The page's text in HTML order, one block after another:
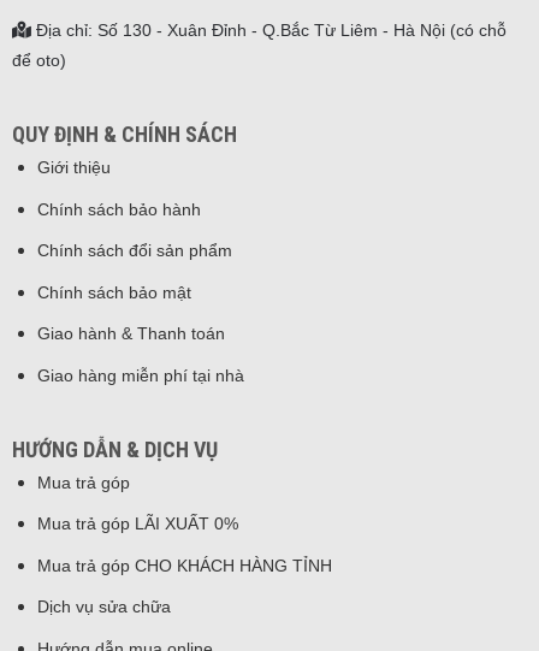
Địa chỉ: Số 130 - Xuân Đỉnh - Q.Bắc Từ Liêm - Hà Nội (có chỗ
để oto)
QUY ĐỊNH & CHÍNH SÁCH
Giới thiệu
Chính sách bảo hành
Chính sách đổi sản phẩm
Chính sách bảo mật
Giao hành & Thanh toán
Giao hàng miễn phí tại nhà
HƯỚNG DẪN & DỊCH VỤ
Mua trả góp
Mua trả góp LÃI XUẤT 0%
Mua trả góp CHO KHÁCH HÀNG TỈNH
Dịch vụ sửa chữa